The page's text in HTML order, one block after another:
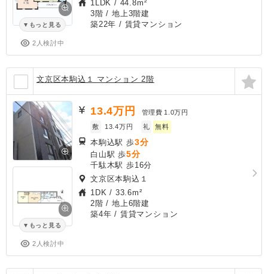
もっと見る
2人検討中
1LDK / 44.8m²
3階 / 地上3階建
築22年 / 賃貸マンション
文京区本駒込１ マンション 2階
もっと見る
2人検討中
13.4万円 管理費 1.0万円
敷
13.4万円 礼 無料
本駒込駅 歩3分
白山駅 歩5分
千駄木駅 歩16分
文京区本駒込１
1DK / 33.6m²
2階 / 地上6階建
築4年 / 賃貸マンション